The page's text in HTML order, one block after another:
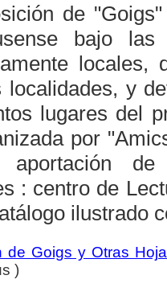
de
bajo las
locales,
localidades, y
lugares del
por
de
: centro de
ilustrado
de Goigs y Otras
)